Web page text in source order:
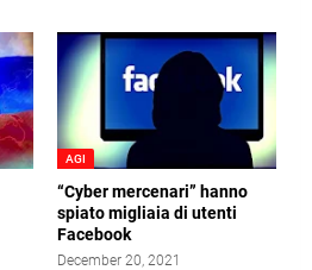
AGI
“Cyber mercenari” hanno
spiato migliaia di utenti
Facebook
December 20, 2021